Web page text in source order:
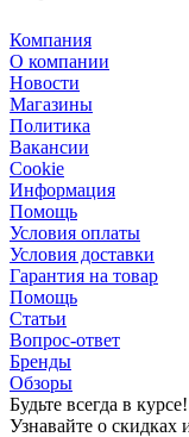
Компания
О компании
Новости
Магазины
Политика
Вакансии
Сookie
Информация
Помощь
Условия оплаты
Условия доставки
Гарантия на товар
Помощь
Статьи
Вопрос-ответ
Бренды
Обзоры
Будьте всегда в курсе!
Узнавайте о скидках